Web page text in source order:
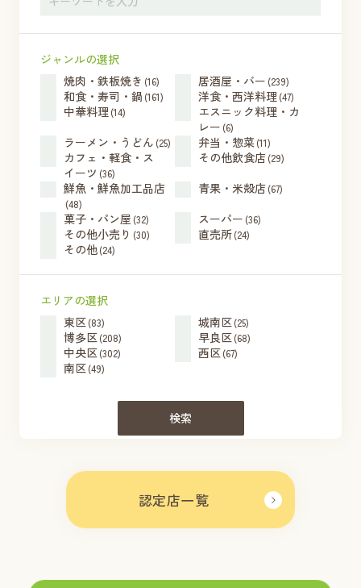
認定店一覧
ジャンルの選択
焼肉・鉄板焼き (16) 居酒屋・バー (239)
和食・寿司・鍋 (161) 洋食・西洋料理 (47)
中華料理 (14)
エスニック料理・カ
レー (6)
ラーメン・うどん (25) 弁当・惣菜(11)
カフェ・軽食・ス
イーツ (36)
その他飲食店(29)
鮮魚・鮮魚加工品店
(48)
青果・米殻店(67)
菓子・パン屋 (32) スーパー (36)
その他小売り (30) 直売所(24)
その他(24)
エリアの選択
東区(83) 城南区(25)
博多区(208) 早良区(68)
中央区(302) 西区(67)
南区(49)
検索